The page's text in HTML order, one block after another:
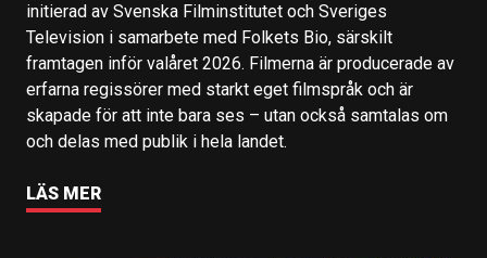
initierad av Svenska Filminstitutet och Sveriges
Television i samarbete med Folkets Bio, särskilt
framtagen inför valåret 2026. Filmerna är producerade av
erfarna regissörer med starkt eget filmspråk och är
skapade för att inte bara ses – utan också samtalas om
och delas med publik i hela landet.
LÄS MER